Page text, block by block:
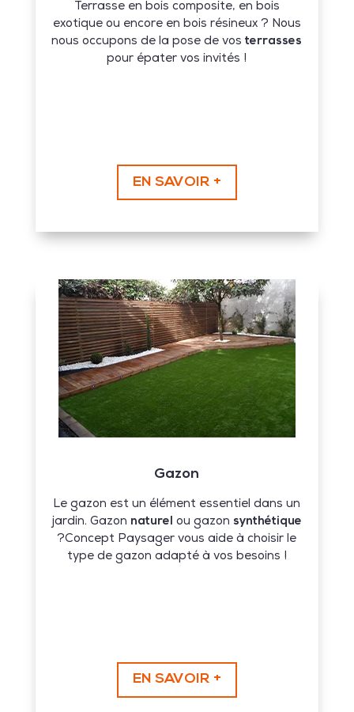
Terrasse en bois composite, en bois
exotique ou encore en bois résineux ? Nous
nous occupons de la pose de vosterrasses
pour épater vos invités !
EN SAVOIR +
Gazon
Le gazon est un élément essentiel dans un
jardin. Gazon naturel ou gazon synthétique
?Concept Paysager vous aide à choisir le
type de gazon adapté à vos besoins !
EN SAVOIR +